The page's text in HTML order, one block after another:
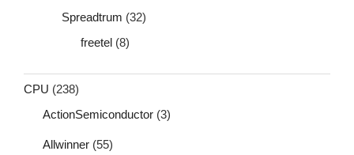
Spreadtrum (32)
freetel (8)
CPU (238)
ActionSemiconductor (3)
Allwinner (55)